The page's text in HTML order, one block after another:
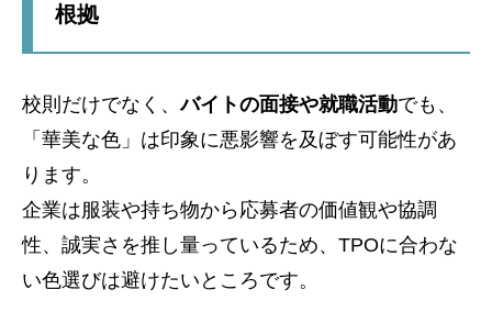
根拠
校則だけでなく、バイトの面接や就職活動でも、
「華美な色」は印象に悪影響を及ぼす可能性があ
ります。
企業は服装や持ち物から応募者の価値観や協調
性、誠実さを推し量っているため、TPOに合わな
い色選びは避けたいところです。